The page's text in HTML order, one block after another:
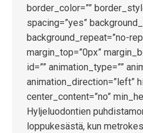
border_color=””
spacing=”yes”
background_repeat=”no-
margin_top=”0px”
id=”” animation_type=””
animation_direction=”left”
center_content=”no”
Hyljeluodontien
loppukesästä, kun